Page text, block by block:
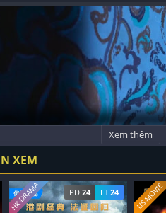
Xem thêm
XEM
PD. 24 LT.24
HK-DRAMA US-MOVIE